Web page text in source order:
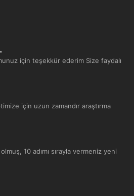
için teşekkür ederim Size faydalı
için uzun zamandır araştırma
olmuş, 10 adımı sırayla vermeniz yeni